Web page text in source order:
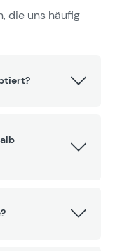
die uns häufig